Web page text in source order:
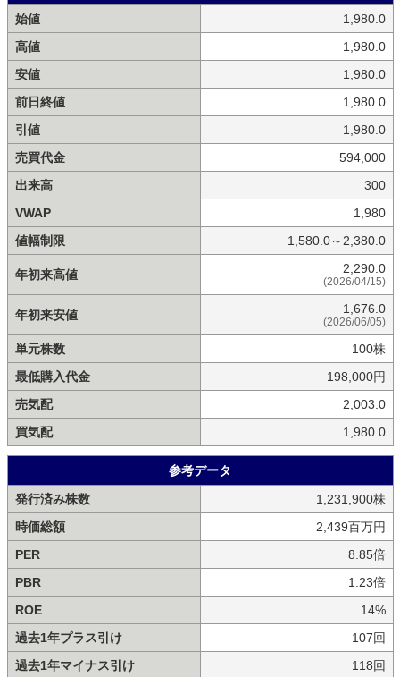
始値
1,980.0
高値
1,980.0
安値
1,980.0
前日終値
1,980.0
引値
1,980.0
売買代金
594,000
出来高
300
VWAP
1,980
値幅制限
1,580.0～2,380.0
年初来高値 2,290.0
(2026/04/15)
年初来安値 1,676.0
(2026/06/05)
単元株数
100株
最低購入代金
198,000円
売気配
2,003.0
買気配
1,980.0
参考データ
発行済み株数
1,231,900株
時価総額
2,439百万円
PER
8.85倍
PBR
1.23倍
ROE
14%
過去1年プラス引け
107回
過去1年マイナス引け
118回